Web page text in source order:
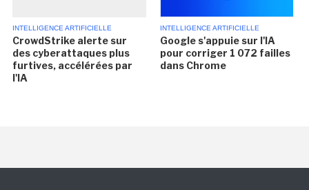
INTELLIGENCE ARTIFICIELLE
CrowdStrike alerte sur
des cyberattaques plus
furtives, accélérées par
l'IA
INTELLIGENCE ARTIFICIELLE
Google s'appuie sur l'IA
pour corriger 1 072 failles
dans Chrome